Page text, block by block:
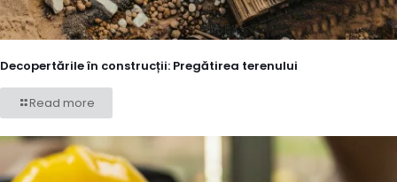
Decopertările în construcții: Pregătirea terenului
Read more